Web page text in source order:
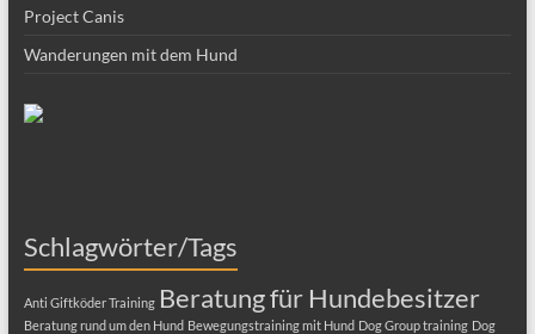
Project Canis
Wanderungen mit dem Hund
Schlagwörter/Tags
Anti Giftköder Training Beratung für Hundebesitzer
Beratung rund um den Hund Bewegungstraining mit Hund Dog Group training Dog